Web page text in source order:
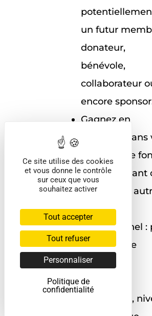
un futur
donateur,
bénévole,
collaborateur
encore
Gagnez en
efficacité dans
collectes de
en bénéficiant
réseau des
Ciblage
professionnel :
domaine de
formation,
diplôme,
expérience,
Ce site utilise des cookies
et vous donne le contrôle
sur ceux que vous
souhaitez activer
Tout accepter
Tout refuser
Personnaliser
Politique de
confidentialité